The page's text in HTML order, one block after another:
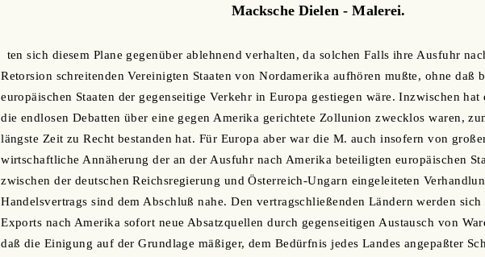
Macksche Dielen - Malerei.
ten sich diesem Plane gegenüber ablehnend verhalten, da solchen Falls ihre Ausfuhr
Retorsion schreitenden Vereinigten Staaten von Nordamerika aufhören mußte, ohne daß
europäischen Staaten der gegenseitige Verkehr in Europa gestiegen wäre. Inzwischen hat
die endlosen Debatten über eine gegen Amerika gerichtete Zollunion zwecklos waren,
längste Zeit zu Recht bestanden hat. Für Europa aber war die M. auch insofern von
wirtschaftliche Annäherung der an der Ausfuhr nach Amerika beteiligten europäischen
zwischen der deutschen Reichsregierung und Österreich-Ungarn eingeleiteten
Handelsvertrags sind dem Abschluß nahe. Den vertragschließenden Ländern werden
Exports nach Amerika sofort neue Absatzquellen durch gegenseitigen Austausch von
daß die Einigung auf der Grundlage mäßiger, dem Bedürfnis jedes Landes angepaßter